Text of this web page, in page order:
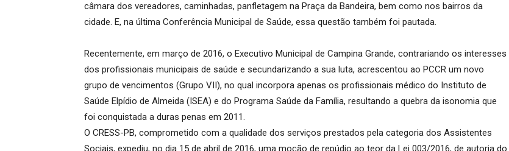
câmara dos vereadores, caminhadas, panfletagem na Praça da Bandeira, bem como nos bairros da
cidade. E, na última Conferência Municipal de Saúde, essa questão também foi pautada.
Recentemente, em março de 2016, o Executivo Municipal de Campina Grande, contrariando os interesses
dos profissionais municipais de saúde e secundarizando a sua luta, acrescentou ao PCCR um novo
grupo de vencimentos (Grupo VII), no qual incorpora apenas os profissionais médico do Instituto de
Saúde Elpídio de Almeida (ISEA) e do Programa Saúde da Família, resultando a quebra da isonomia que
foi conquistada a duras penas em 2011.
O CRESS-PB, comprometido com a qualidade dos serviços prestados pela categoria dos Assistentes
Sociais, expediu, no dia 15 de abril de 2016, uma moção de repúdio ao teor da Lei 003/2016, de autoria do